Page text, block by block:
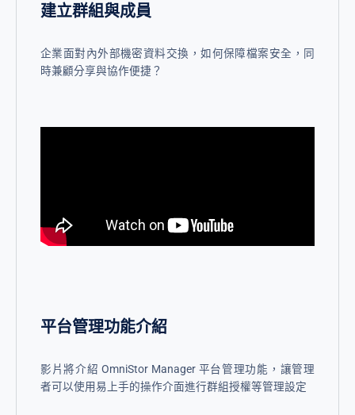
建立群組與成員
企業面對內外部機密資料交換，如何保障檔案安全，同
時兼顧分享與協作便捷？
平台管理功能介紹
影片將介紹 OmniStor Manager 平台管理功能，讓管理
者可以使用易上手的操作介面進行群組授權等管理設定